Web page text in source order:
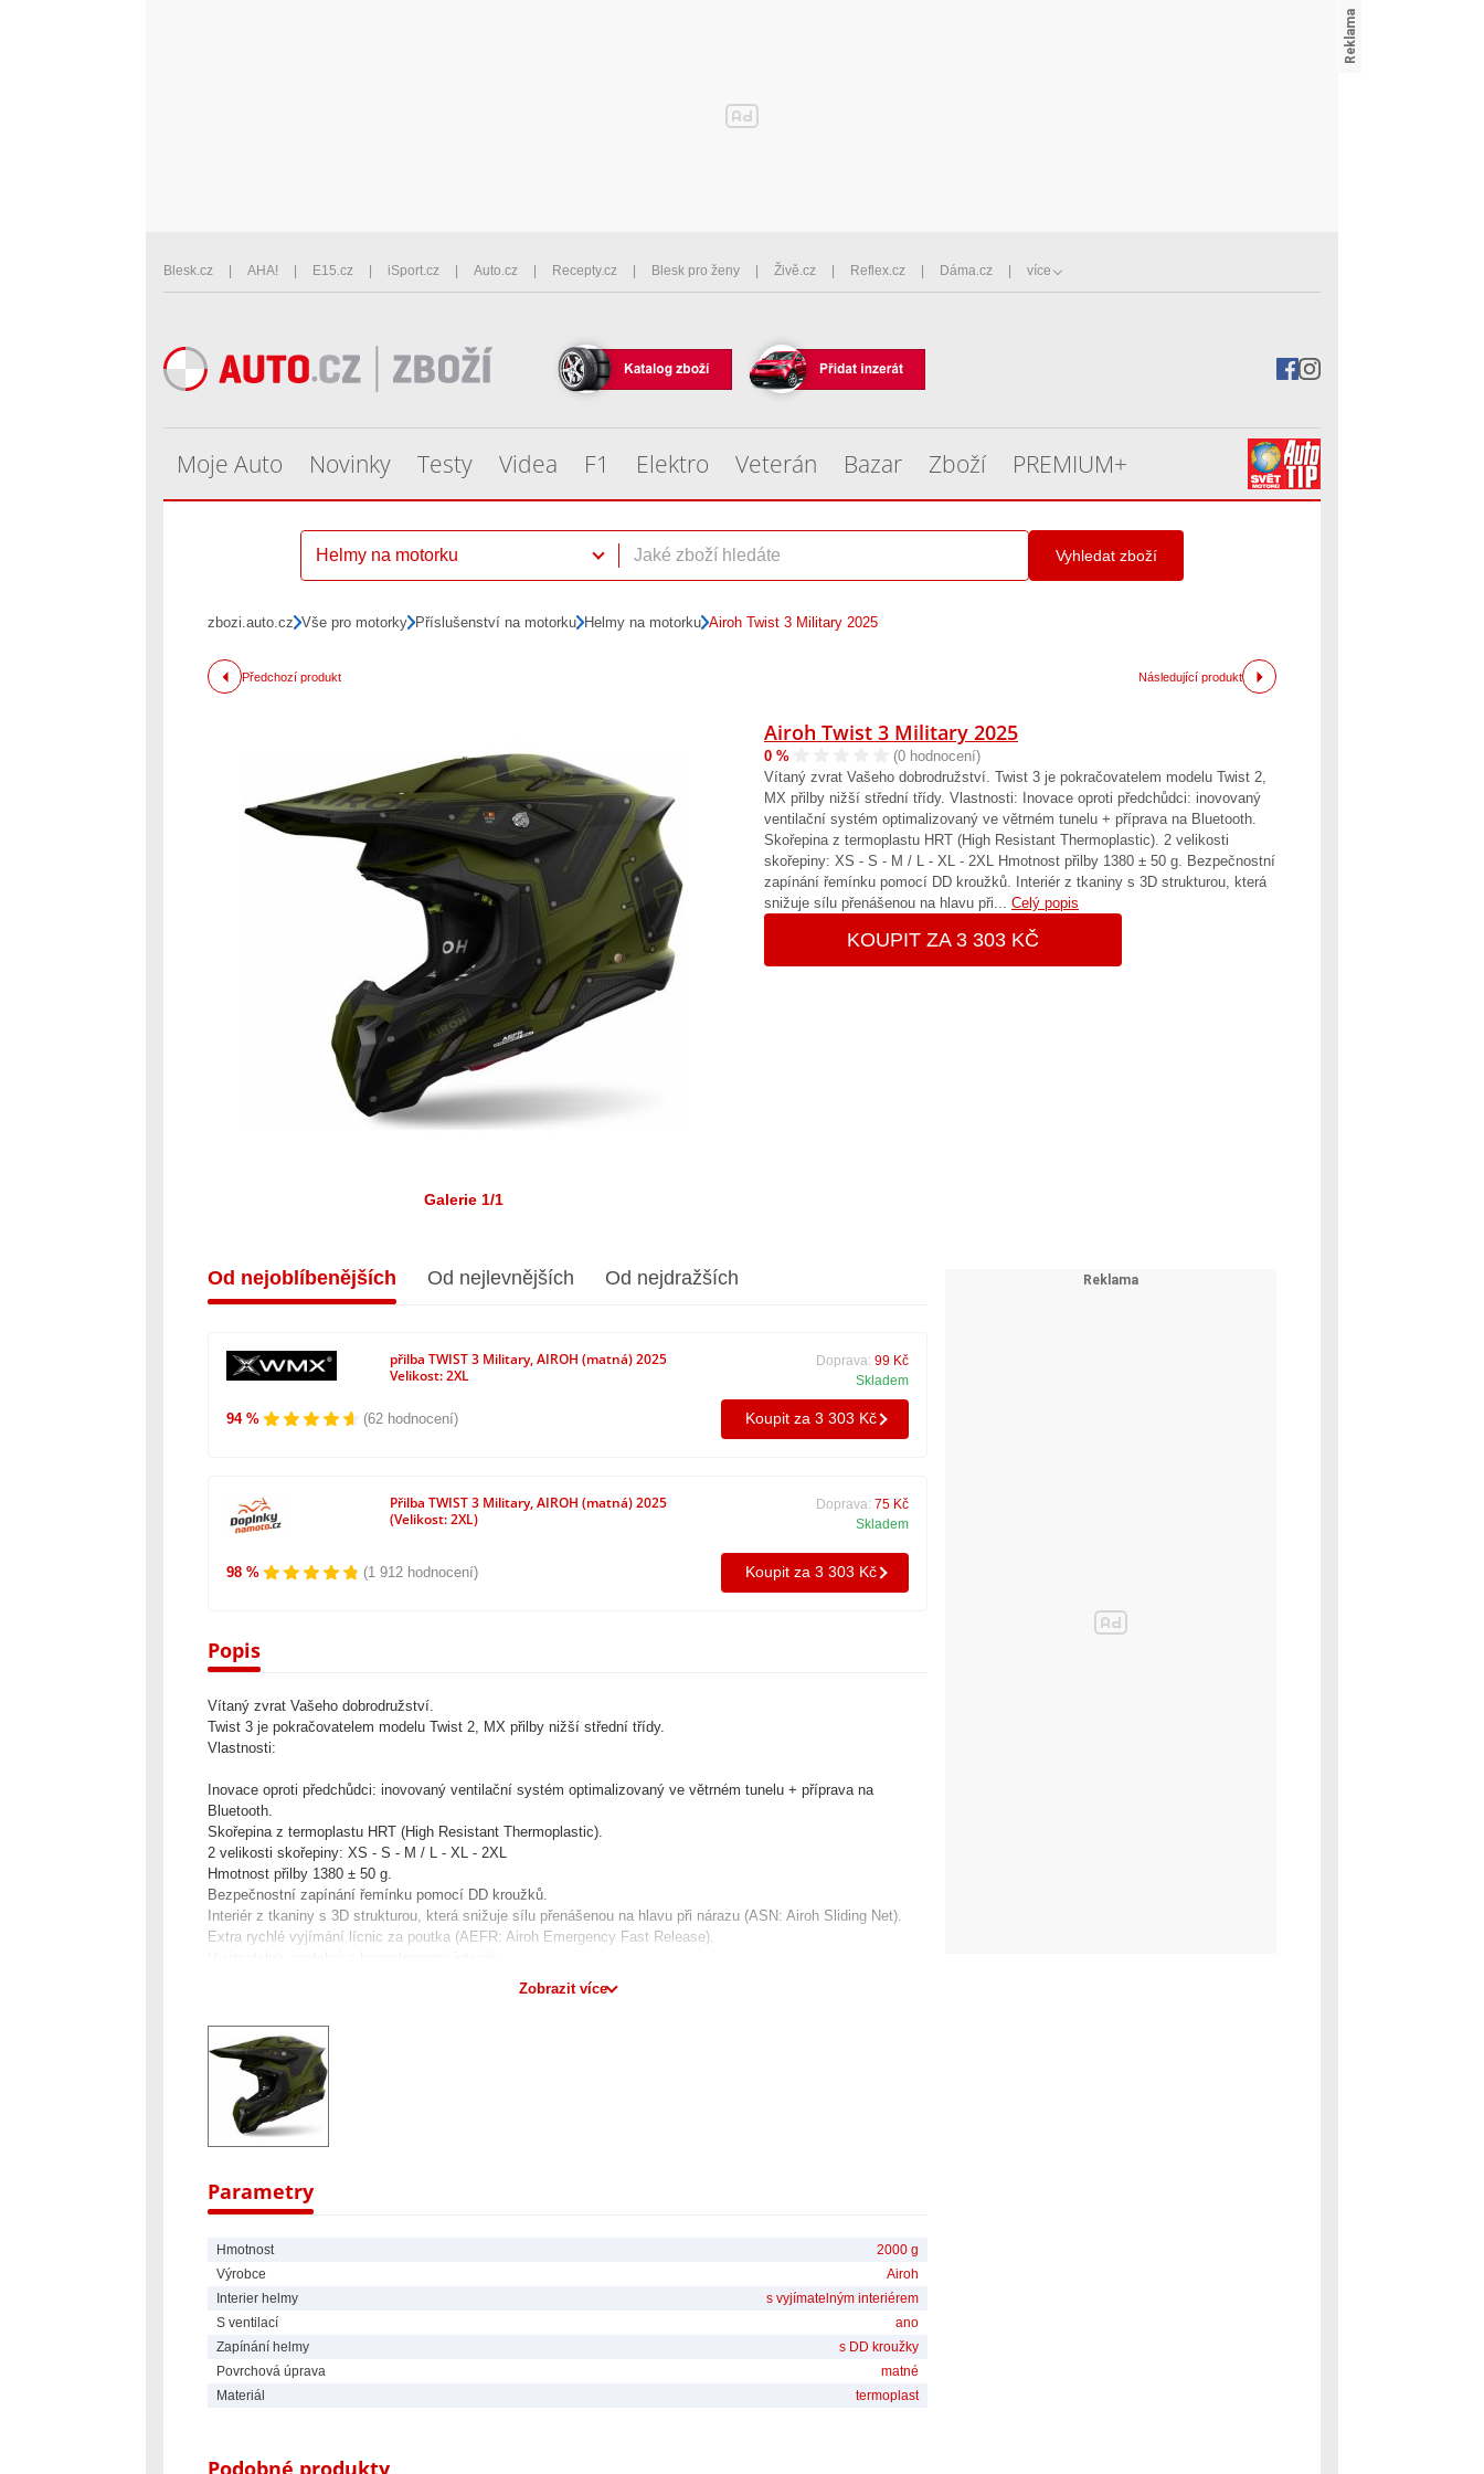
Blesk.cz AHA! E15.cz iSport.cz Auto.cz Recepty.cz Blesk pro ženy Živě.cz Reflex.cz Dáma.cz více
Moje Auto Novinky Testy Videa F1 Elektro Veterán Bazar Zboží PREMIUM+
Helmy na motorku Vyhledat zboží
zbozi.auto.cz Vše pro motorky Příslušenství na motorku Helmy na motorku Airoh Twist 3 Military 2025
Předchozí produkt Následující produkt
Galerie 1/1
Airoh Twist 3 Military 2025
0 %
(0 hodnocení)
Vítaný zvrat Vašeho dobrodružství. Twist 3 je pokračovatelem modelu Twist 2,
MX přilby nižší střední třídy. Vlastnosti: Inovace oproti předchůdci: inovovaný
ventilační systém optimalizovaný ve větrném tunelu + příprava na Bluetooth.
Skořepina z termoplastu HRT (High Resistant Thermoplastic). 2 velikosti
skořepiny: XS - S - M / L - XL - 2XL Hmotnost přilby 1380 ± 50 g. Bezpečnostní
zapínání řemínku pomocí DD kroužků. Interiér z tkaniny s 3D strukturou, která
snižuje sílu přenášenou na hlavu při... Celý popis
KOUPIT ZA 3 303 KČ
Od nejoblíbenějších Od nejlevnějších Od nejdražších
94 % (62 hodnocení)
přilba TWIST 3 Military, AIROH (matná) 2025
Velikost: 2XL
Doprava: 99 Kč
Skladem
Koupit za 3 303 Kč
98 % (1 912 hodnocení)
Přilba TWIST 3 Military, AIROH (matná) 2025
(Velikost: 2XL)
Doprava: 75 Kč
Skladem
Koupit za 3 303 Kč
Popis
Vítaný zvrat Vašeho dobrodružství.
Twist 3 je pokračovatelem modelu Twist 2, MX přilby nižší střední třídy.
Vlastnosti:
Inovace oproti předchůdci: inovovaný ventilační systém optimalizovaný ve větrném tunelu + příprava na
Bluetooth.
Skořepina z termoplastu HRT (High Resistant Thermoplastic).
2 velikosti skořepiny: XS - S - M / L - XL - 2XL
Hmotnost přilby 1380 ± 50 g.
Bezpečnostní zapínání řemínku pomocí DD kroužků.
Interiér z tkaniny s 3D strukturou, která snižuje sílu přenášenou na hlavu při nárazu (ASN: Airoh Sliding Net).
Extra rychlé vyjímání lícnic za poutka (AEFR: Airoh Emergency Fast Release).
Zobrazit více
Parametry
Hmotnost
2000 g
Výrobce
Airoh
Interier helmy
s vyjímatelným interiérem
S ventilací
ano
Zapínání helmy
s DD kroužky
Povrchová úprava
matné
Materiál
termoplast
Podobné produkty